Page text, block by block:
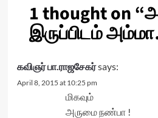
1 thought on “
இருப்பிடம்
கவிஞர் பா.ராஜசேகர்says:
April 8, 2015 at 10:25 pm
மிகவும்
அருமை நண்பா !